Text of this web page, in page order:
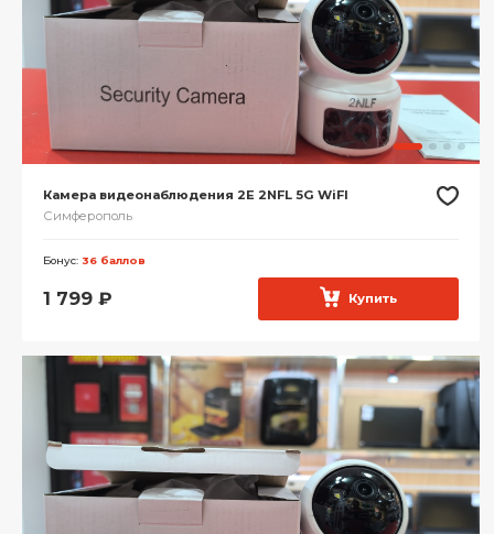
Камера видеонаблюдения 2E 2NFL 5G WiFI
Симферополь
Бонус: 36 баллов
1 799 ₽ Купить